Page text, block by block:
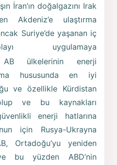
İran’ın doğalgazını Irak
Akdeniz’e ulaştırma
Suriye’de yaşanan iç
uygulamaya
ülkelerinin enerji
hususunda en iyi
ve özellikle Kürdistan
ve bu kaynakları
enerji hatlarına
için Rusya-Ukrayna
Ortadoğu’yu yeniden
bu yüzden ABD’nin